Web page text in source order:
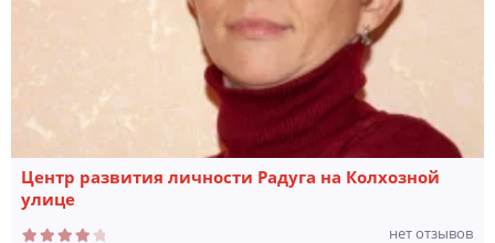
Центр развития личности Радуга на Колхозной
улице
нет отзывов